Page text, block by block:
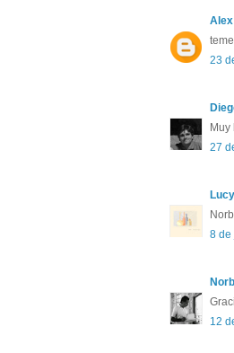
23
27
Lucy
8 de
12